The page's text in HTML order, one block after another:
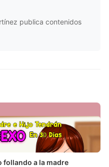
publica contenidos
follando a la madre